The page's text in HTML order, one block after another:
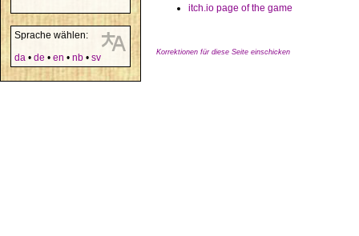
Sprache wählen:
da • de • en • nb • sv
itch.io page of the game
Korrektionen für diese Seite einschicken